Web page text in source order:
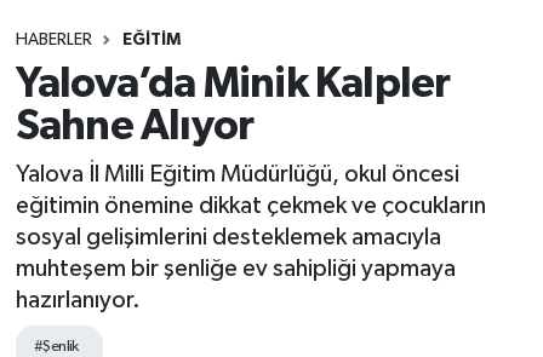
HABERLER EĞİTİM
Yalova’da Minik Kalpler
Sahne Alıyor
Yalova İl Milli Eğitim Müdürlüğü, okul öncesi
eğitimin önemine dikkat çekmek ve çocukların
sosyal gelişimlerini desteklemek amacıyla
muhteşem bir şenliğe ev sahipliği yapmaya
hazırlanıyor.
#Şenlik
BİLİM VE TEKNOLOJİ
ASAYİŞ
SAĞLIK
SPOR
ULUSAL
Tüm Manşetler
Son Dakika Haberleri
Haber Arşivi